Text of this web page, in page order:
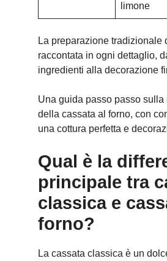
limone
La preparazione tradizionale
raccontata in ogni dettaglio,
ingredienti alla decorazione
Una guida passo passo
della cassata al forno, con
una cottura perfetta e
Qual è la
principale tra
classica e
forno?
La cassata classica è un